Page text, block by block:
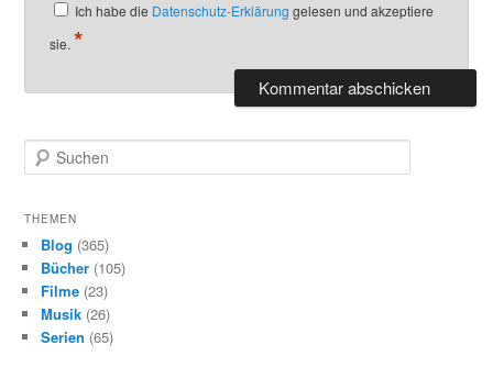
Ich habe die Datenschutz-Erklärung gelesen und akzeptiere
sie. *
u
h
THEMEN
Blog (365)
Bücher (105)
Filme (23)
Musik (26)
Serien (65)